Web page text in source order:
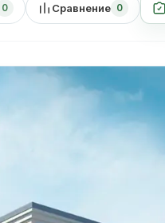
0 Сравнение 0